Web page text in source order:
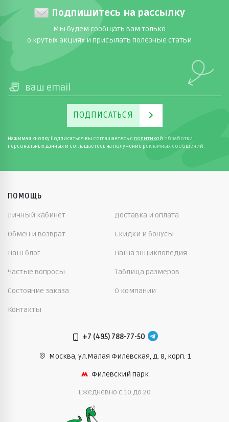
Подпишитесь на рассылку
Мы будем сообщать вам только
о крутых акциях и присылать полезные статьи
ПОДПИСАТЬСЯ
Нажимая кнопку Подписаться вы соглашаетесь с политикой обработки
персональных данных и соглашаетесь на получение рекламных сообщений.
ПОМОЩЬ
Личный кабинет Доставка и оплата
Обмен и возврат Скидки и бонусы
Наш блог Наша энциклопедия
Частые вопросы Таблица размеров
Состояние заказа О компании
Контакты
+7 (495) 788-77-50
Москва, ул.Малая Филевская, д. 8, корп. 1
Филевский парк
Ежедневно c 10 до 20